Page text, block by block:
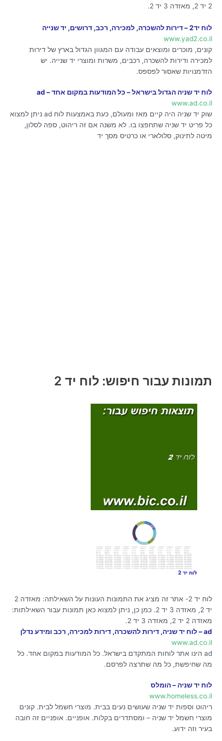
2 יד 2, מאזדה 3 יד 2.
לוח יד2 – דירות להשכרה, למכירה, רכב, דרושים, יד שנייה
www.yad2.co.il
קונים, מוכרים ומוצאים עבודה עם המגוון הגדול בארץ של דירות
למכירה ודירות להשכרה, רכבים, משרות ומוצרי יד שנייה. יש
הזדמנויות שאסור לפספס.
לוח יד שניה הגדול בישראל – כל המודעות במקום אחד – ad
www.ad.co.il
שוק יד שניה היה קיים מאז ומעולם, כעת באמצעות לוח ad ניתן למצוא
כל פריט יד שניה שתחפצו בו. לא משנה אם זה ריהוט, ספה לסלון,
מיטה לתינוק, סלולארי או כרטיס מסך יד
תמונות עבור חיפוש: לוח יד 2
לוח יד 2- אתר זה מציג את התמונות העונות על השאילתה: מאזדה 2
יד 2, מאזדה 3 יד 2. כמן כן, ניתן למצוא כאן תמונות עבור השאילתות:
מאזדה 2 יד 2, מאזדה 3 יד 2.
ad – לוח יד שניה, דירות להשכרה, דירות למכירה, רכב ומידע נדלן
www.ad.co.il
ad הינו אתר לוחות המתקדם בישראל. כל המודעות במקום אחד. כל
מה שחיפשת, כל מה שתרצה לפרסם.
לוח יד שניה – הומלס
www.homeless.co.il
ריהוט וספות יד שניה שעושים נעים בבית. מוצרי חשמל לבית. קונים
מוצרי חשמל יד שניה – ומסתדרים בקלות. אופניים. אופניים זה חובה
בעיר וזה ידוע.